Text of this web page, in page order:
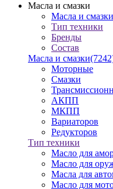
Масла и смазки
Масла и смазки
Тип техники
Бренды
Состав
Масла и смазки
Моторные
Смазки
АКПП
МКПП
Вариаторов
Редукторов
Тип техники
Масло для
Масло для
Масла для
Масло для